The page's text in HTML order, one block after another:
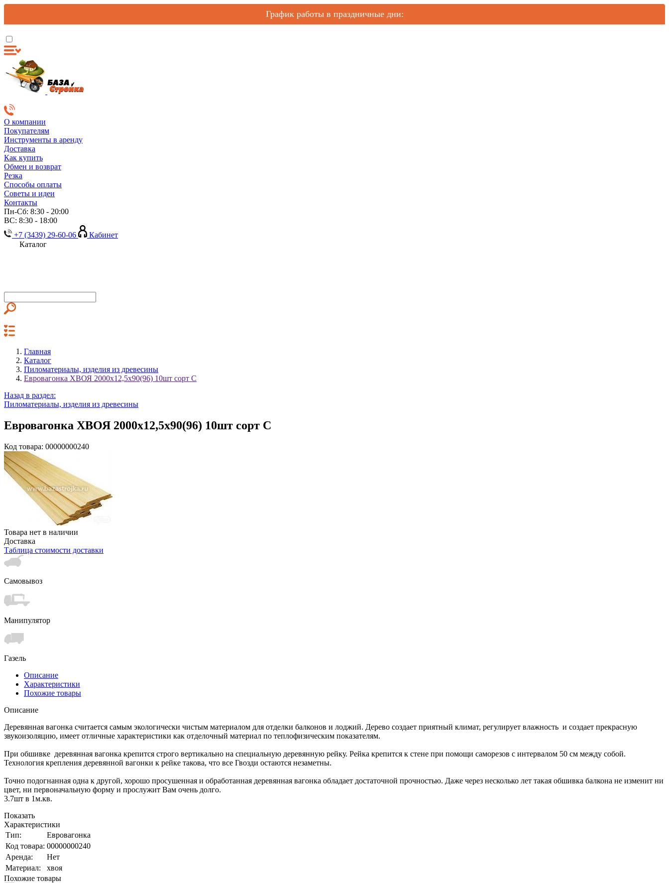
График работы в праздничные дни:
О компании
Покупателям
Инструменты в аренду
Доставка
Как купить
Обмен и возврат
Резка
Способы оплаты
Советы и идеи
Контакты
Пн-Сб: 8:30 - 20:00
ВС: 8:30 - 18:00
+7 (3439) 29-60-06
Кабинет
Каталог
Главная
Каталог
Пиломатериалы, изделия из древесины
Евровагонка ХВОЯ 2000х12,5х90(96) 10шт сорт С
Назад в раздел:
Пиломатериалы, изделия из древесины
Евровагонка ХВОЯ 2000х12,5х90(96) 10шт сорт С
Код товара: 00000000240
Товара нет в наличии
Доставка
Таблица стоимости доставки
Самовывоз
Манипулятор
Газель
Описание
Характеристики
Похожие товары
Описание
Деревянная вагонка считается самым экологически чистым материалом для отделки балконов и лоджий. Дерево создает приятный климат, регулирует влажность и создает прекрасную
звукоизоляцию, имеет отличные характеристики как отделочный материал по теплофизическим показателям.
При обшивке деревянная вагонка крепится строго вертикально на специальную деревянную рейку. Рейка крепится к стене при помощи саморезов с интервалом 50 см между собой.
Технология крепления деревянной вагонки к рейке такова, что все Гвозди остаются незаметны.
Точно подогнанная одна к другой, хорошо просушенная и обработанная деревянная вагонка обладает достаточной прочностью. Даже через несколько лет такая обшивка балкона не изменит ни
цвет, ни первоначальную форму и прослужит Вам очень долго.
3.7шт в 1м.кв.
Показать
Характеристики
Тип:
Евровагонка
Код товара: 00000000240
Аренда:
Нет
Материал:
хвоя
Похожие товары